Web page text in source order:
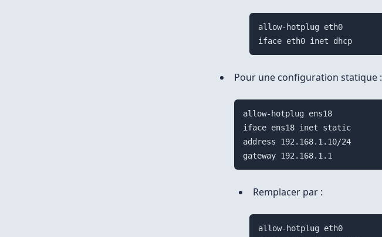
allow-hotplug eth0
Pour une configuration statique :
allow-hotplug ens18
iface ens18 inet static
address 192.168.1.10/24
Remplacer par :
allow-hotplug eth0